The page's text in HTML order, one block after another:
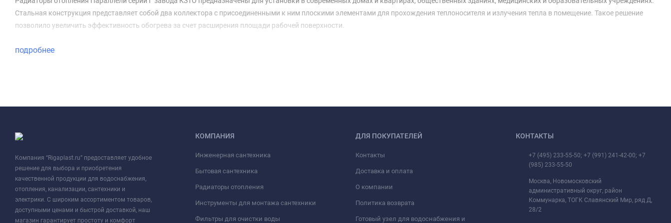
Стальная конструкция представляет собой два коллектора с присоединенными к ним плоскими элементами для прохождения теплоносителя и излучения тепла в помещение. Такое решение
позволило увеличить эффективность обогрева за счет расширения площади рабочей поверхности.
подробнее
Компания “Rigaplast.ru” предоставляет удобное
решение для выбора и приобретения
качественной продукции для водоснабжения,
отопления, канализации, сантехники и
электрики. С широким ассортиментом товаров,
доступными ценами и быстрой доставкой, наш
магазин гарантирует простоту и комфорт
КОМПАНИЯ
Инженерная сантехника
Бытовая сантехника
Радиаторы отопления
Инструменты для монтажа сантехники
Фильтры для очистки воды
ДЛЯ ПОКУПАТЕЛЕЙ
Контакты
Доставка и оплата
О компании
Политика возврата
Готовый узел для водоснабжения и
КОНТАКТЫ
+7 (495) 233-55-50; +7 (991) 241-42-00; +7
(985) 233-55-50
Москва, Новомосковский
административный округ, район
Коммунарка, ТОГК Славянский Мир, ряд Д,
28/2